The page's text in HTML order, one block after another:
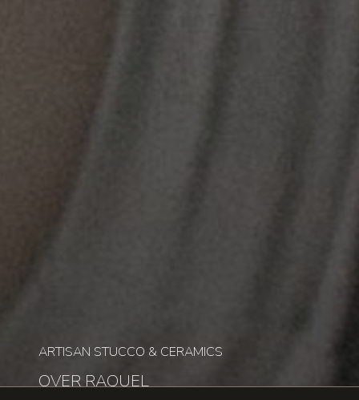
ARTISAN STUCCO & CERAMICS
OVER RAQUEL